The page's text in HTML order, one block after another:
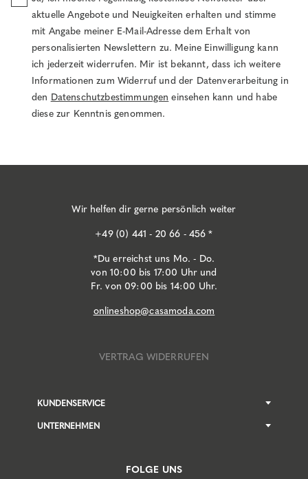
aktuelle Angebote und Neuigkeiten erhalten und stimme
mit Angabe meiner E-Mail-Adresse dem Erhalt von
personalisierten Newslettern zu. Meine Einwilligung kann
ich jederzeit widerrufen. Mir ist bekannt, dass ich weitere
Informationen zum Widerruf und der Datenverarbeitung in
den Datenschutzbestimmungen einsehen kann und habe
diese zur Kenntnis genommen.
Wir helfen dir gerne persönlich weiter
+49 (0) 441 - 20 66 - 456 *
*Du erreichst uns Mo. - Do.
von 10:00 bis 17:00 Uhr und
Fr. von 09:00 bis 14:00 Uhr.
onlineshop@casamoda.com
VERTRAG WIDERRUFEN
KUNDENSERVICE
UNTERNEHMEN
FOLGE UNS